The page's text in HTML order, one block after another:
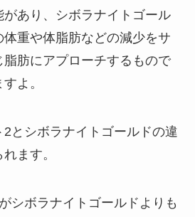
あり、シボラナイトゴール
体重や体脂肪などの減少をサ
肪にアプローチするもので
よ。
2とシボラナイトゴールドの違
ます。
シボラナイトゴールドよりも